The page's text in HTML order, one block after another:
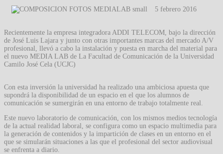
5 febrero 2016
Recientemente la empresa integradora ADDI TELECOM, bajo la dirección
de José Luis Lajara y junto con otras importantes marcas del mercado A/V
profesional, llevó a cabo la instalación y puesta en marcha del material para
el nuevo MEDIA LAB de La Facultad de Comunicación de la Universidad
Camilo José Cela (UCJC)
Con esta inversión la universidad ha realizado una ambiciosa apuesta que
supondrá la disponibilidad de un espacio en el que los alumnos de
comunicación se sumergirán en una entorno de trabajo totalmente real.
Este nuevo laboratorio de comunicación, con los mismos medios tecnología
de la actual realidad laboral, se configura como un espacio multimedia para
la generación de contenidos y la impartición de clases en un entorno en el
que se simularán situaciones a las que el profesional del sector audiovisual
se enfrenta a diario.